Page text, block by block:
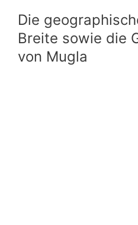
Die
Breite sowie die
von Mugla